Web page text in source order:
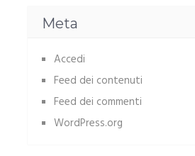
Meta
Accedi
Feed dei contenuti
Feed dei commenti
WordPress.org